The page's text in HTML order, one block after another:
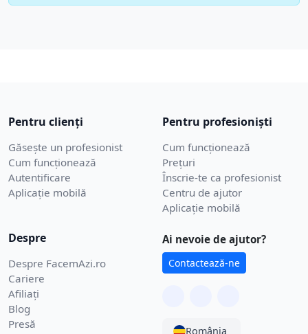
Pentru clienți
Găsește un profesionist
Cum funcționează
Autentificare
Aplicație mobilă
Pentru profesioniști
Cum funcționează
Prețuri
Înscrie-te ca profesionist
Centru de ajutor
Aplicație mobilă
Despre
Despre FacemAzi.ro
Cariere
Afiliați
Blog
Presă
Ai nevoie de ajutor?
Contactează-ne
România